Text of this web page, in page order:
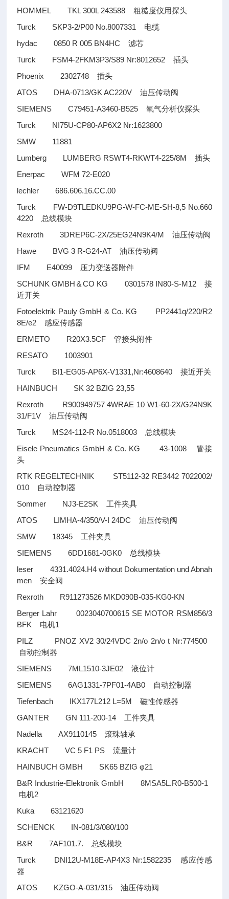
HOMMEL TKL 300L 243588粗糙度仪用探头
Turck SKP3-2/P00 No.8007331 电缆
hydac 0850 R 005 BN4HC滤芯
Turck FSM4-2FKM3P3/S89 Nr:8012652插头
Phoenix 2302748插头
ATOS DHA-0713/GK AC220V油压传动阀
SIEMENS C79451-A3460-B525氧气分析仪探头
Turck NI75U-CP80-AP6X2 Nr:1623800
SMW 11881
Lumberg LUMBERG RSWT4-RKWT4-225/8M插头
Enerpac WFM 72-E020
lechler 686.606.16.CC.00
Turck FW-D9TLEDKU9PG-W-FC-ME-SH-8,5 No.660
4220 总线模块
Rexroth 3DREP6C-2X/25EG24N9K4/M油压传动阀
Hawe BVG 3 R-G24-AT油压传动阀
IFM E40099 压力变送器附件
SCHUNK GMBH ＆CO KG 0301578 IN80-S-M12 接
近开关
Fotoelektrik Pauly GmbH & Co. KG PP2441q/220/R2
8E/e2感应传感器
ERMETO R20X3.5CF管接头附件
RESATO 1003901
Turck BI1-EG05-AP6X-V1331,Nr:4608640接近开关
HAINBUCH SK 32 BZIG 23,55
Rexroth R900949757 4WRAE 10 W1-60-2X/G24N9K
31/F1V油压传动阀
Turck MS24-112-R No.0518003 总线模块
Eisele Pneumatics GmbH & Co. KG 43-1008 管接
头
RTK REGELTECHNIK ST5112-32 RE3442 7022002/
010
自动控制器
Sommer NJ3-E2SK 工件夹具
ATOS LIMHA-4/350/V-I 24DC油压传动阀
SMW 18345 工件夹具
SIEMENS 6DD1681-0GK0 总线模块
leser 4331.4024.H4 without Dokumentation und Abnah
men安全阀
Rexroth R911273526 MKD090B-035-KG0-KN
Berger Lahr 0023040700615 SE MOTOR RSM856/3
BFK 电机1
PILZ PNOZ XV2 30/24VDC 2n/o 2n/o t Nr:774500
自动控制器
SIEMENS 7ML1510-3JE02液位计
SIEMENS 6AG1331-7PF01-4AB0 自动控制器
Tiefenbach IKX177L212 L=5M磁性传感器
GANTER GN 111-200-14 工件夹具
Nadella AX9110145滚珠轴承
KRACHT VC 5 F1 PS流量计
HAINBUCH GMBH SK65 BZIG φ21
B&R Industrie-Elektronik GmbH 8MSA5L.R0-B500-1
电机2
Kuka 63121620
SCHENCK IN-081/3/080/100
B&R 7AF101.7. 总线模块
Turck DNI12U-M18E-AP4X3 Nr:1582235感应传感
器
ATOS KZGO-A-031/315油压传动阀